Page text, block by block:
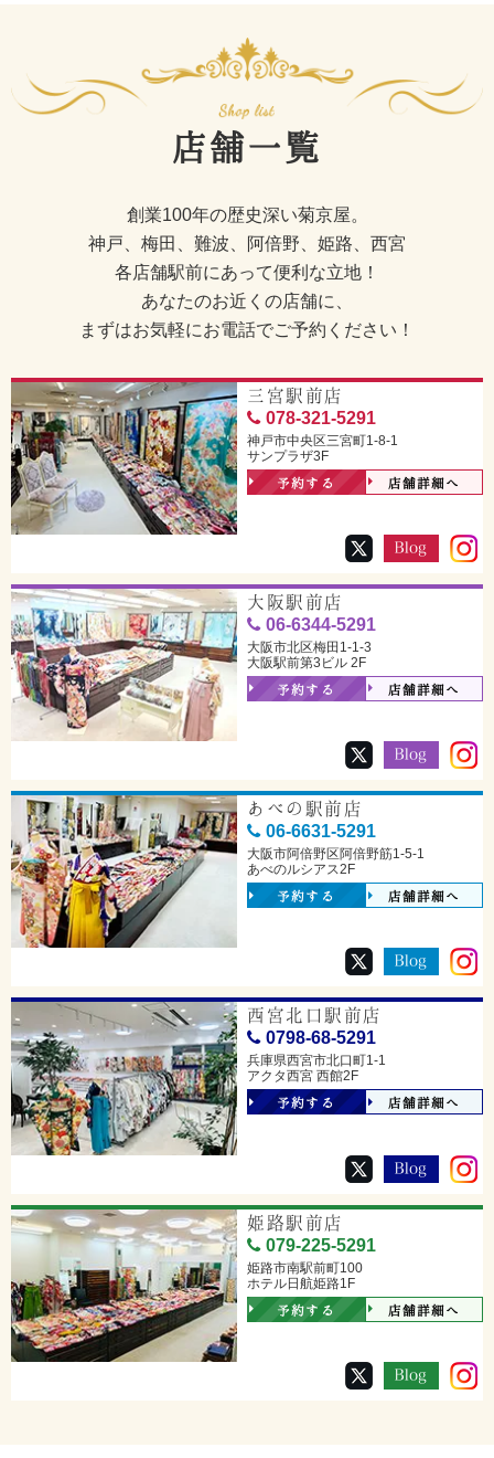
店舗一覧
創業100年の歴史深い菊京屋。
神戸、梅田、難波、阿倍野、姫路、西宮
各店舗駅前にあって便利な立地！
あなたのお近くの店舗に、
まずはお気軽にお電話でご予約ください！
三宮駅前店
078-321-5291
神戸市中央区三宮町1-8-1
サンプラザ3F
予約する 店舗詳細へ
大阪駅前店
06-6344-5291
大阪市北区梅田1-1-3
大阪駅前第3ビル 2F
予約する 店舗詳細へ
あべの駅前店
06-6631-5291
大阪市阿倍野区阿倍野筋1-5-1
あべのルシアス2F
予約する 店舗詳細へ
西宮北口駅前店
0798-68-5291
兵庫県西宮市北口町1-1
アクタ西宮 西館2F
予約する 店舗詳細へ
姫路駅前店
079-225-5291
姫路市南駅前町100
ホテル日航姫路1F
予約する 店舗詳細へ